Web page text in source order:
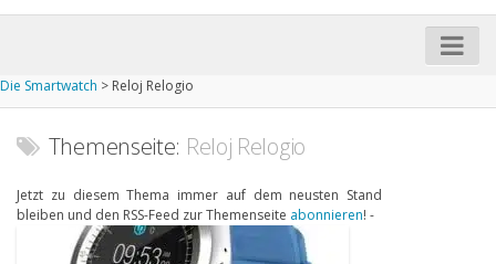
iPhone kaufen
Startseite
Aktuelle Smartwatches im Test
Marken und Modelle
Die Smartwatch > Reloj Relogio
Themenseite: Reloj Relogio
Jetzt zu diesem Thema immer auf dem neusten Stand
bleiben und den RSS-Feed zur Themenseite abonnieren! -